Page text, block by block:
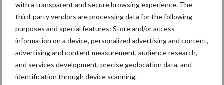
with a transparent and secure browsing experience. The
third-party vendors are processing data for the following
purposes and special features: Store and/or access
information on a device, personalized advertising and content,
advertising and content measurement, audience research,
and services development, precise geolocation data, and
identification through device scanning.
populaire Unlimited VIEW-camerasysteem komt ook naar de S
Serie. Dit innovatieve systeem maakt gebruik van camera’s die op
de tractor zijn gemonteerd, een high-definition display en
geavanceerde machine learning-algoritmen om automatisch
objecten te detecteren die vóór de tractor bewegen en de
bestuurder te waarschuwen voor meer veiligheid in het veld en